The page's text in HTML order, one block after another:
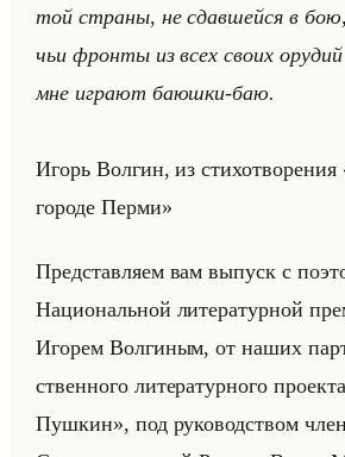
той стра­ны, не сдав­шейся в бою,
чьи фрон­ты из всех своих ору­дий
мне иг­ра­ют ба­юш­ки-баю.
Игорь Вол­гин, из сти­хо­тво­ре­ния
городе Перми»
Пред­став­ля­ем вам вы­пуск с
На­ци­ональной ли­те­ра­тур­ной
Иго­рем Вол­ги­ным, от наших
ствен­но­го ли­те­ра­тур­но­го
Пушкин», под ру­ко­вод­ством